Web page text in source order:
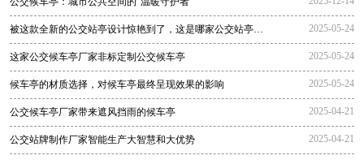
被这款全新的公交站亭设计惊艳到了，这是哪家公交站亭生
产厂家生
2025-05-24
这家公交候车亭厂家非标定制公交候车亭 2025-05-24
候车亭的材质选择，对候车亭最终呈现效果的影响 2025-05-24
公交候车亭厂家带来遮风挡雨的候车亭 2025-04-21
公交站牌制作厂家智能生产大智慧和大优势 2025-04-21